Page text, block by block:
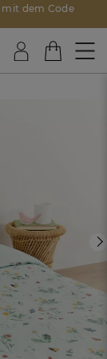
mit dem Code